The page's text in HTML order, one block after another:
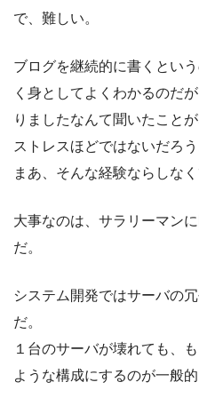
で、難しい。
ブログを継続的に書くとい
く身としてよくわかるのだ
りましたなんて聞いたこと
ストレスほどではないだろう
まあ、そんな経験ならしな
大事なのは、サラリーマン
だ。
システム開発ではサーバの
だ。
１台のサーバが壊れても、
ような構成にするのが一般的